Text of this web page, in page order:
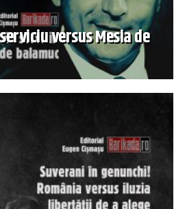
versus Mesia de